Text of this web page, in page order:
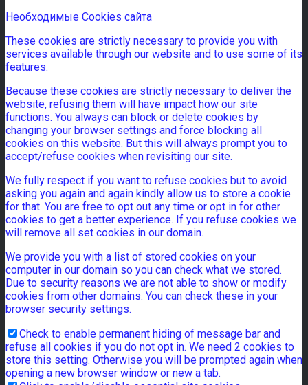
Необходимые Cookies сайта
These cookies are strictly necessary to provide you with
services available through our website and to use some of its
features.
Because these cookies are strictly necessary to deliver the
website, refusing them will have impact how our site
functions. You always can block or delete cookies by
changing your browser settings and force blocking all
cookies on this website. But this will always prompt you to
accept/refuse cookies when revisiting our site.
We fully respect if you want to refuse cookies but to avoid
asking you again and again kindly allow us to store a cookie
for that. You are free to opt out any time or opt in for other
cookies to get a better experience. If you refuse cookies we
will remove all set cookies in our domain.
We provide you with a list of stored cookies on your
computer in our domain so you can check what we stored.
Due to security reasons we are not able to show or modify
cookies from other domains. You can check these in your
browser security settings.
Check to enable permanent hiding of message bar and
refuse all cookies if you do not opt in. We need 2 cookies to
store this setting. Otherwise you will be prompted again when
opening a new browser window or new a tab.